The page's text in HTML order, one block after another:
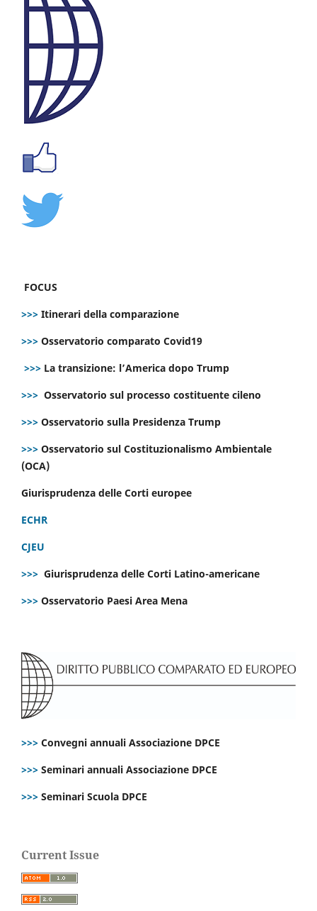
FOCUS
>>> Itinerari della comparazione
>>> Osservatorio comparato Covid19
>>> La transizione: l’America dopo Trump
>>> Osservatorio sul processo costituente cileno
>>> Osservatorio sulla Presidenza Trump
>>> Osservatorio sul Costituzionalismo Ambientale
(OCA)
Giurisprudenza delle Corti europee
ECHR
CJEU
>>> Giurisprudenza delle Corti Latino-americane
>>> Osservatorio Paesi Area Mena
>>> Convegni annuali Associazione DPCE
>>> Seminari annuali Associazione DPCE
>>> Seminari Scuola DPCE
Current Issue